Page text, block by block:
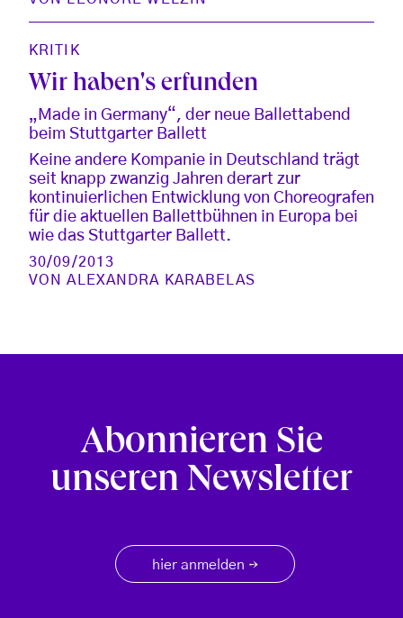
KRITIK
Wir haben's erfunden
„Made in Germany“, der neue Ballettabend
beim Stuttgarter Ballett
Keine andere Kompanie in Deutschland trägt
seit knapp zwanzig Jahren derart zur
kontinuierlichen Entwicklung von Choreografen
für die aktuellen Ballettbühnen in Europa bei
wie das Stuttgarter Ballett.
30/09/2013
VONALEXANDRA KARABELAS
Abonnieren Sie
unseren Newsletter
hier anmelden →